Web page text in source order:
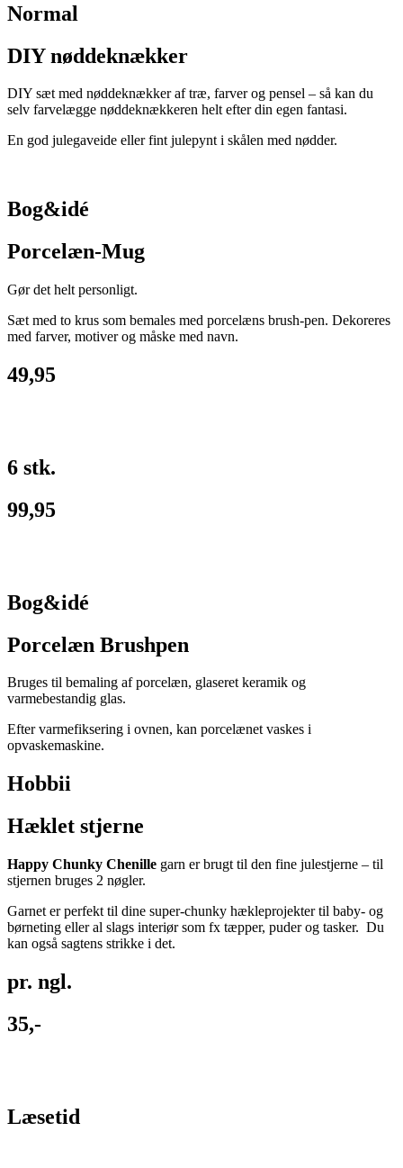
Normal
DIY nøddeknækker
DIY sæt med nøddeknækker af træ, farver og pensel – så kan du
selv farvelægge nøddeknækkeren helt efter din egen fantasi.
En god julegaveide eller fint julepynt i skålen med nødder.
Bog&idé
Porcelæn-Mug
Gør det helt personligt.
Sæt med to krus som bemales med porcelæns brush-pen. Dekoreres
med farver, motiver og måske med navn.
49,95
6 stk.
99,95
Bog&idé
Porcelæn Brush­pen
Bruges til bemaling af porcelæn, glaseret keramik og
varmebestandig glas.
Efter varmefiksering i ovnen, kan porcelænet vaskes i
opvaskemaskine.
Hobbii
Hæklet stjerne
Happy Chunky Chenille garn er brugt til den fine julestjerne – til
stjernen bruges 2 nøgler.
Garnet er perfekt til dine super-chunky hækleprojekter til baby- og
børneting eller al slags interiør som fx tæpper, puder og tasker. Du
kan også sagtens strikke i det.
pr. ngl.
35,-
Læsetid